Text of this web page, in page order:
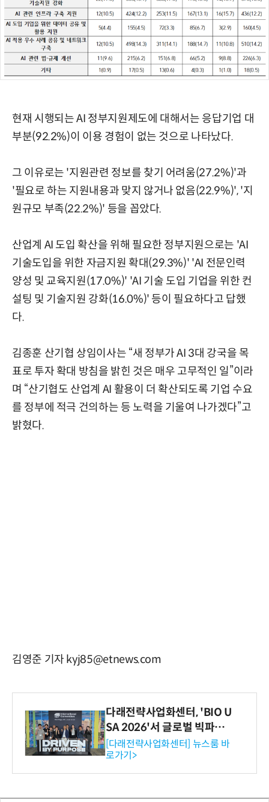
현재 시행되는 AI 정부지원제도에 대해서는 응답기업 대
부분(92.2%)이 이용 경험이 없는 것으로 나타났다.
그 이유로는 '지원관련 정보를 찾기 어려움(27.2%)'과
'필요로 하는 지원내용과 맞지 않거나 없음(22.9%)', '지
원규모 부족(22.2%)' 등을 꼽았다.
산업계 AI 도입 확산을 위해 필요한 정부지원으로는 'AI
기술도입을 위한 자금지원 확대(29.3%)' 'AI 전문인력
양성 및 교육지원(17.0%)' 'AI 기술 도입 기업을 위한 컨
설팅 및 기술지원 강화(16.0%)' 등이 필요하다고 답했
다.
김종훈 산기협 상임이사는 “새 정부가 AI 3대 강국을 목
표로 투자 확대 방침을 밝힌 것은 매우 고무적인 일”이라
며 “산기협도 산업계 AI 활용이 더 확산되도록 기업 수요
를 정부에 적극 건의하는 등 노력을 기울여 나가겠다”고
밝혔다.
김영준 기자 kyj85@etnews.com
다래전략사업화센터, 'BIO U
SA 2026'서 글로벌 빅파마
와의 비즈니스 미팅 지원…K
-바이오 해외 진출 교두보 확
보
[다래전략사업화센터] 뉴스룸 바
로가기>